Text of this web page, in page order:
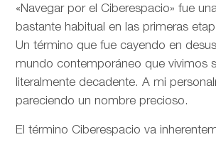
«Navegar por el Ciberespacio» fue
bastante habitual en las primeras
Un término que fue cayendo en
mundo contemporáneo que vivimos
literalmente decadente. A mi
pareciendo un nombre precioso.
El término Ciberespacio va